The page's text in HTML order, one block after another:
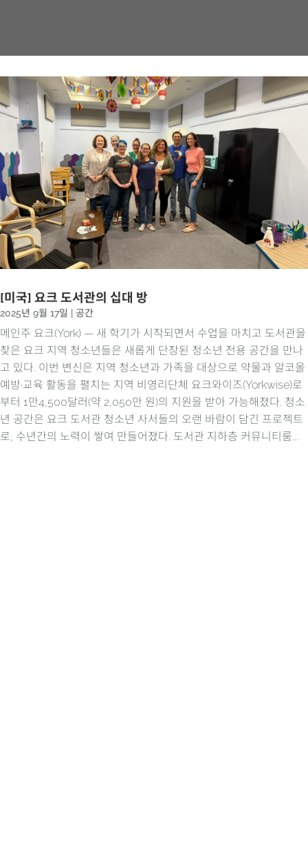
[미국] 요크 도서관의 십대 방
2025년 9월 17일 공간
메인주 요크(York) — 새 학기가 시작되면서 수업을 마치고 도서관을
찾은 요크 지역 청소년들은 새롭게 단장된 청소년 전용 공간을 만나
고 있다. 이번 변신은 지역 청소년과 가족을 대상으로 약물과 알코올
예방·교육 활동을 펼치는 지역 비영리단체 요크와이즈(Yorkwise)로
부터 1만4,500달러(약 2,050만 원)의 지원을 받아 가능해졌다. 청소
년 공간은 요크 도서관 청소년 사서들의 오랜 바람이 담긴 프로젝트
로, 수년간의 노력이 쌓여 만들어졌다. 도서관 지하층 커뮤니티룸...